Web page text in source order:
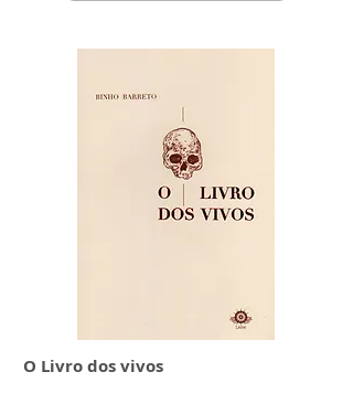
O Livro dos vivos